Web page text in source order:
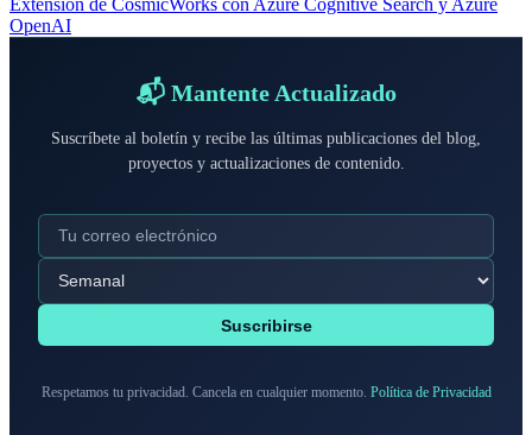
OpenAI
📬 Mantente Actualizado
Suscríbete al boletín y recibe las últimas publicaciones del blog,
proyectos y actualizaciones de contenido.
Suscribirse
Respetamos tu privacidad. Cancela en cualquier momento. Política de Privacidad